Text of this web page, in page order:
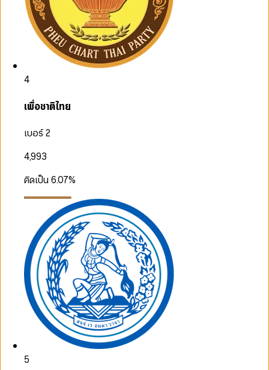
4
เพื่อชาติไทย
เบอร์ 2
4,993
คิดเป็น6.07%
5